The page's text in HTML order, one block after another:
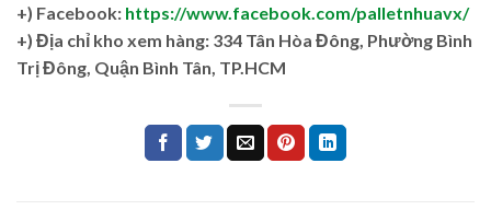
+) Facebook: https://www.facebook.com/palletnhuavx/
+) Địa chỉ kho xem hàng: 334 Tân Hòa Đông, Phường Bình
Trị Đông, Quận Bình Tân, TP.HCM